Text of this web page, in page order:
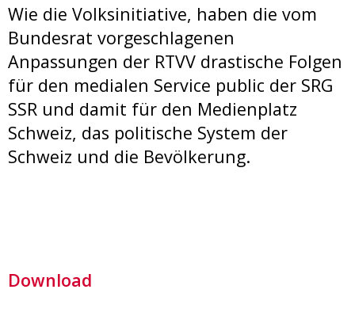
Wie die Volksinitiative, haben die vom
Bundesrat vorgeschlagenen
Anpassungen der RTVV drastische Folgen
für den medialen Service public der SRG
SSR und damit für den Medienplatz
Schweiz, das politische System der
Schweiz und die Bevölkerung.
Download